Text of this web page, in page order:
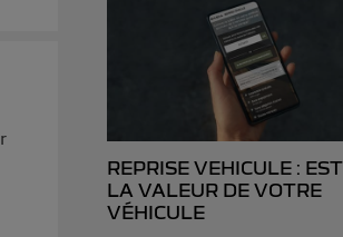
REPRISE VEHICULE :
LA VALEUR DE VOTRE
VÉHICULE